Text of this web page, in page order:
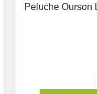
Peluche